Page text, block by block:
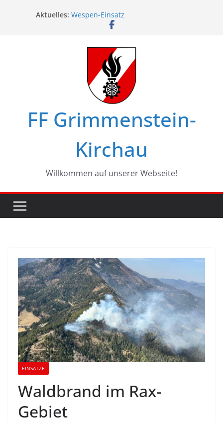
Aktuelles: Wespen-Einsatz
Glückwünsche zum 75. Geburtstag
Landesbewerbe in Zistersdorf
FF Grimmenstein-
Kirchau
Willkommen auf unserer Webseite!
EINSÄTZE
Waldbrand im Rax-
Gebiet